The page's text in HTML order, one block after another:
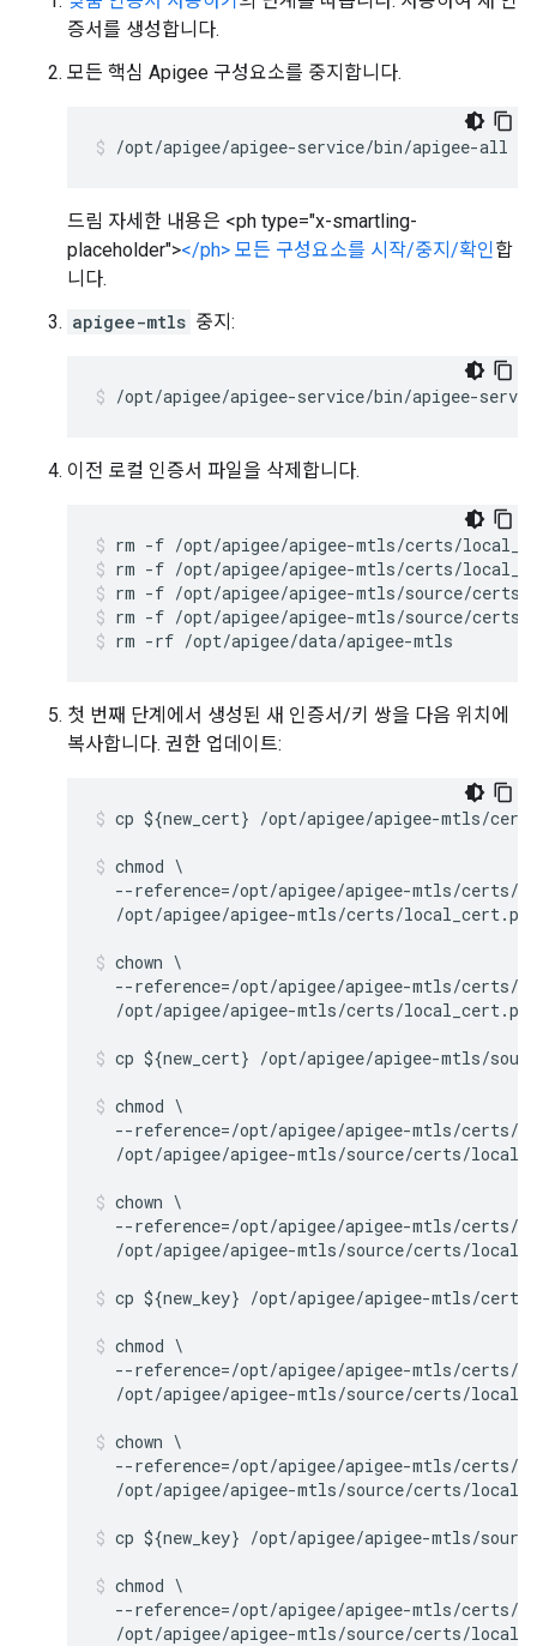
증서를 생성합니다.
모든 핵심 Apigee 구성요소를 중지합니다.
/opt/apigee/apigee-service/bin/apigee-all
드림 자세한 내용은 <ph type="x-smartling-
placeholder"></ph> 모든 구성요소를 시작/중지/확인합
니다.
apigee-mtls 중지:
/opt/apigee/apigee-service/bin/apigee-
이전 로컬 인증서 파일을 삭제합니다.
rm -f /opt/apigee/apigee-mtls/certs/
rm -f /opt/apigee/apigee-mtls/source/certs/
rm -f /opt/apigee/apigee-mtls/source/certs/
rm -rf /opt/apigee/data/apigee-mtls
첫 번째 단계에서 생성된 새 인증서/키 쌍을 다음 위치에
복사합니다. 권한 업데이트:
cp ${new_cert} /opt/apigee/apigee-mtls/
chmod \
--reference=/opt/apigee/apigee-mtls/certs/
/opt/apigee/apigee-mtls/certs/
chown \
--reference=/opt/apigee/apigee-mtls/certs/
/opt/apigee/apigee-mtls/certs/
cp ${new_cert} /opt/apigee/apigee-mtls/
chmod \
--reference=/opt/apigee/apigee-mtls/certs/
/opt/apigee/apigee-mtls/source/certs/
chown \
--reference=/opt/apigee/apigee-mtls/certs/
/opt/apigee/apigee-mtls/source/certs/
cp ${new_key} /opt/apigee/apigee-mtls/
chmod \
--reference=/opt/apigee/apigee-mtls/certs/
/opt/apigee/apigee-mtls/source/certs/
chown \
--reference=/opt/apigee/apigee-mtls/certs/
/opt/apigee/apigee-mtls/source/certs/
cp ${new_key} /opt/apigee/apigee-mtls/
chmod \
--reference=/opt/apigee/apigee-mtls/certs/
/opt/apigee/apigee-mtls/source/certs/